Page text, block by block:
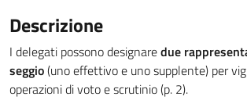
Descrizione
I delegati possono designaredue
seggio(uno effettivo e uno supplente) per
operazioni di voto e scrutinio (p. 2).